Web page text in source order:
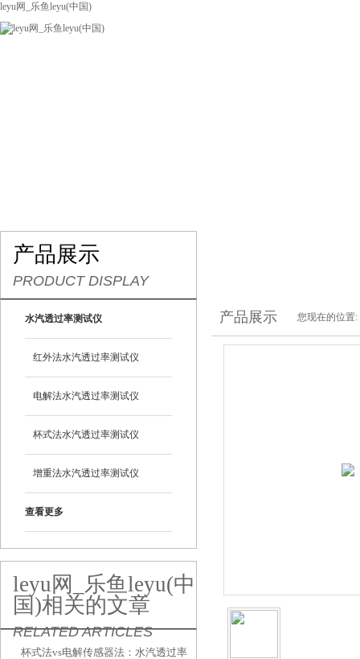
leyu网_乐鱼leyu(中国)
产品展示
PRODUCT DISPLAY
水汽透过率测试仪
红外法水汽透过率测试仪
电解法水汽透过率测试仪
杯式法水汽透过率测试仪
增重法水汽透过率测试仪
查看更多
leyu网_乐鱼leyu(中
国)相关的文章
RELATED ARTICLES
杯式法vs电解传感器法：水汽透过率
产品展示 您现在的位置: